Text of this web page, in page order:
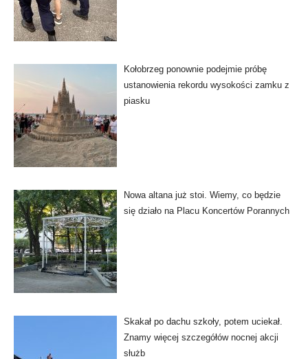
Kołobrzeg ponownie podejmie próbę
ustanowienia rekordu wysokości zamku z
piasku
Nowa altana już stoi. Wiemy, co będzie
się działo na Placu Koncertów Porannych
Skakał po dachu szkoły, potem uciekał.
Znamy więcej szczegółów nocnej akcji
służb